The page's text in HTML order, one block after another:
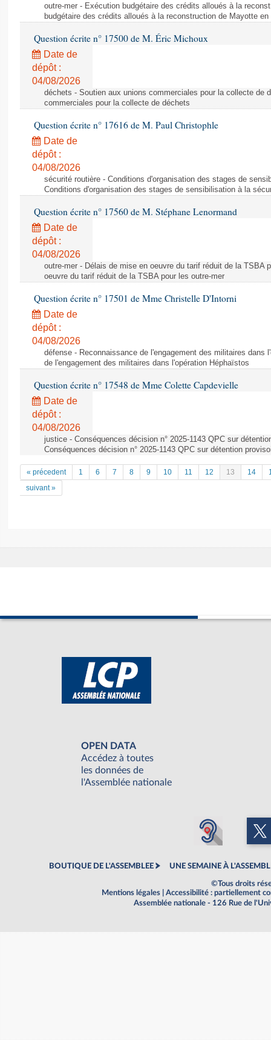
outre-mer - Exécution budgétaire des crédits alloués à la
budgétaire des crédits alloués à la reconstruction de Mayotte en
Question écrite n° 17500 de M. Éric Michoux
Date de
dépôt :
04/08/2026
déchets - Soutien aux unions commerciales pour la collecte de
commerciales pour la collecte de déchets
Question écrite n° 17616 de M. Paul Christophle
Date de
dépôt :
04/08/2026
sécurité routière - Conditions d'organisation des stages de
Conditions d'organisation des stages de sensibilisation à la
Question écrite n° 17560 de M. Stéphane Lenormand
Date de
dépôt :
04/08/2026
outre-mer - Délais de mise en oeuvre du tarif réduit de la TSBA
oeuvre du tarif réduit de la TSBA pour les outre-mer
Question écrite n° 17501 de Mme Christelle D'Intorni
Date de
dépôt :
04/08/2026
défense - Reconnaissance de l'engagement des militaires dans
de l'engagement des militaires dans l'opération Héphaïstos
Question écrite n° 17548 de Mme Colette Capdevielle
Date de
dépôt :
04/08/2026
justice - Conséquences décision n° 2025-1143 QPC sur
Conséquences décision n° 2025-1143 QPC sur détention
« précedent 1 6 7 8 9 10 11 12 13 14
suivant »
OPEN DATA
Accédez à toutes
les données de
l'Assemblée nationale
BOUTIQUE DE L'ASSEMBLEE UNE SEMAINE À
©Tous droits
Mentions légales
Accessibilité : partiellement
Assemblée nationale - 126 Rue de